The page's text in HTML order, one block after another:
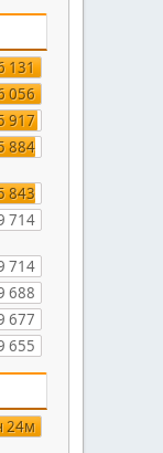
131
056
917
884
843
714
714
688
677
655
24м